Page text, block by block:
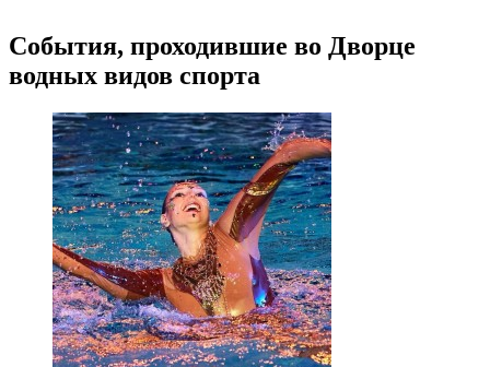
События, проходившие во Дворце
водных видов спорта